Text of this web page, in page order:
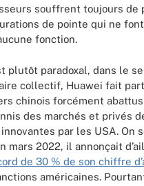
souffrent toujours de
de pointe qui ne font
fonction.
plutôt paradoxal, dans le
collectif, Huawei fait
chinois forcément
des marchés et privés
par les USA. On
mars 2022, il annonçait
de 30 % de son chiffre
américaines.